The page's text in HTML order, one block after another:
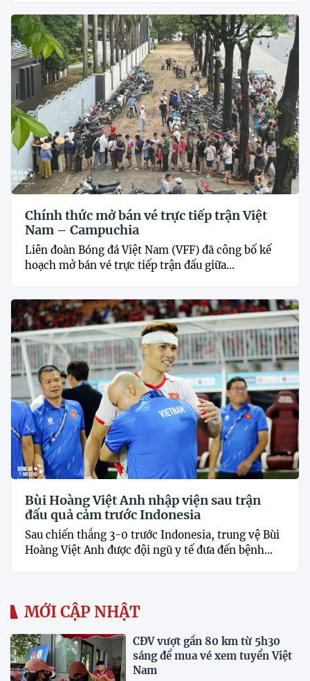
Chính thức mở bán vé trực tiếp trận Việt
Nam – Campuchia
Liên đoàn Bóng đá Việt Nam (VFF) đã công bố kế
hoạch mở bán vé trực tiếp trận đấu giữa...
Bùi Hoàng Việt Anh nhập viện sau trận
đấu quả cảm trước Indonesia
Sau chiến thắng 3-0 trước Indonesia, trung vệ Bùi
Hoàng Việt Anh được đội ngũ y tế đưa đến bệnh...
MỚI CẬP NHẬT
CĐV vượt gần 80 km từ 5h30
sáng để mua vé xem tuyển Việt
Nam